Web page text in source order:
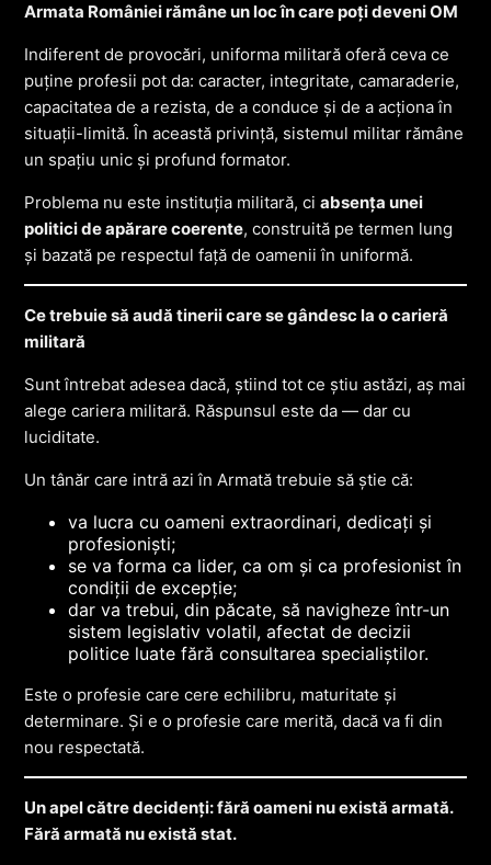
Armata României rămâne un loc în care poți deveni OM
Indiferent de provocări, uniforma militară oferă ceva ce
puține profesii pot da: caracter, integritate, camaraderie,
capacitatea de a rezista, de a conduce și de a acționa în
situații-limită. În această privință, sistemul militar rămâne
un spațiu unic și profund formator.
Problema nu este instituția militară, ciabsența unei
politici de apărare coerente, construită pe termen lung
și bazată pe respectul față de oamenii în uniformă.
Ce trebuie să audă tinerii care se gândesc la o carieră
militară
Sunt întrebat adesea dacă, știind tot ce știu astăzi, aș mai
alege cariera militară. Răspunsul este da — dar cu
luciditate.
Un tânăr care intră azi în Armată trebuie să știe că:
va lucra cu oameni extraordinari, dedicați și
profesioniști;
se va forma ca lider, ca om și ca profesionist în
condiții de excepție;
dar va trebui, din păcate, să navigheze într-un
sistem legislativ volatil, afectat de decizii
politice luate fără consultarea specialiștilor.
Este o profesie care cere echilibru, maturitate și
determinare. Și e o profesie care merită, dacă va fi din
nou respectată.
Un apel către decidenți: fără oameni nu există armată.
Fără armată nu există stat.